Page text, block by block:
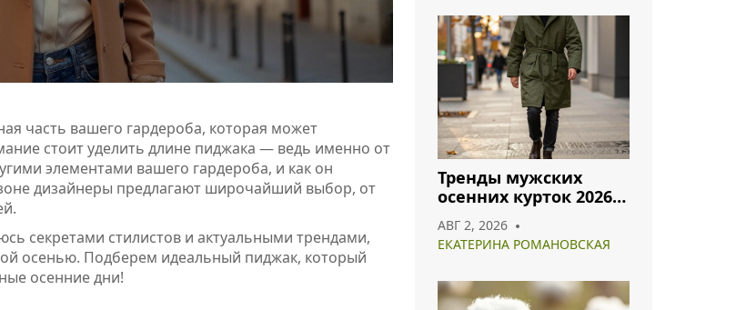
часть вашего гардероба, которая может
стоит уделить длине пиджака — ведь именно от
элементами вашего гардероба, и как он
дизайнеры предлагают широчайший выбор, от
секретами стилистов и актуальными трендами,
осенью. Подберем идеальный пиджак, который
осенние дни!
Тренды мужских
осенних курток 2026:
что носить и как
сочетать
АВГ 2, 2026
ЕКАТЕРИНА РОМАНОВСКАЯ